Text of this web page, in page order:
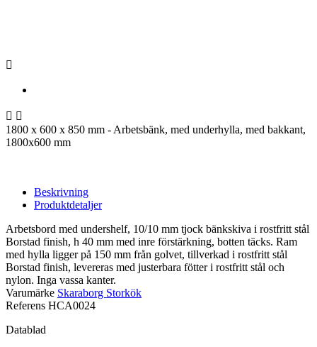

 
1800 x 600 x 850 mm - Arbetsbänk, med underhylla, med bakkant,
1800x600 mm
Beskrivning
Produktdetaljer
Arbetsbord med undershelf, 10/10 mm tjock bänkskiva i rostfritt stål
Borstad finish, h 40 mm med inre förstärkning, botten täcks. Ram
med hylla ligger på 150 mm från golvet, tillverkad i rostfritt stål
Borstad finish, levereras med justerbara fötter i rostfritt stål och
nylon. Inga vassa kanter.
Varumärke Skaraborg Storkök
Referens HCA0024
Datablad